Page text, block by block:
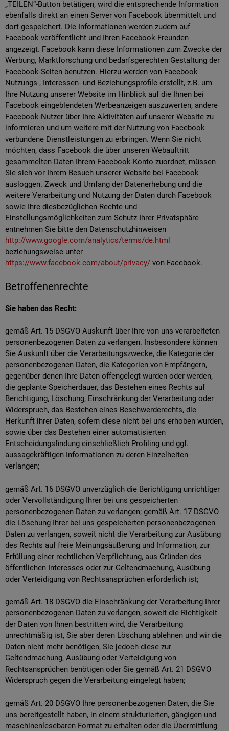
„TEILEN“-Button betätigen, wird die entsprechende Information
ebenfalls direkt an einen Server von Facebook übermittelt und
dort gespeichert. Die Informationen werden zudem auf
Facebook veröffentlicht und Ihren Facebook-Freunden
angezeigt. Facebook kann diese Informationen zum Zwecke der
Werbung, Marktforschung und bedarfsgerechten Gestaltung der
Facebook-Seiten benutzen. Hierzu werden von Facebook
Nutzungs-, Interessen- und Beziehungsprofile erstellt, z.B. um
Ihre Nutzung unserer Website im Hinblick auf die Ihnen bei
Facebook eingeblendeten Werbeanzeigen auszuwerten, andere
Facebook-Nutzer über Ihre Aktivitäten auf unserer Website zu
informieren und um weitere mit der Nutzung von Facebook
verbundene Dienstleistungen zu erbringen. Wenn Sie nicht
möchten, dass Facebook die über unseren Webauftritt
gesammelten Daten Ihrem Facebook-Konto zuordnet, müssen
Sie sich vor Ihrem Besuch unserer Website bei Facebook
ausloggen. Zweck und Umfang der Datenerhebung und die
weitere Verarbeitung und Nutzung der Daten durch Facebook
sowie Ihre diesbezüglichen Rechte und
Einstellungsmöglichkeiten zum Schutz Ihrer Privatsphäre
entnehmen Sie bitte den Datenschutzhinweisen
http://www.google.com/analytics/terms/de.html
beziehungsweise unter
https://www.facebook.com/about/privacy/ von Facebook.
Betroffenenrechte
Sie haben das Recht:
gemäß Art. 15 DSGVO Auskunft über Ihre von uns verarbeiteten
personenbezogenen Daten zu verlangen. Insbesondere können
Sie Auskunft über die Verarbeitungszwecke, die Kategorie der
personenbezogenen Daten, die Kategorien von Empfängern,
gegenüber denen Ihre Daten offengelegt wurden oder werden,
die geplante Speicherdauer, das Bestehen eines Rechts auf
Berichtigung, Löschung, Einschränkung der Verarbeitung oder
Widerspruch, das Bestehen eines Beschwerderechts, die
Herkunft ihrer Daten, sofern diese nicht bei uns erhoben wurden,
sowie über das Bestehen einer automatisierten
Entscheidungsfindung einschließlich Profiling und ggf.
aussagekräftigen Informationen zu deren Einzelheiten
verlangen;
gemäß Art. 16 DSGVO unverzüglich die Berichtigung unrichtiger
oder Vervollständigung Ihrer bei uns gespeicherten
personenbezogenen Daten zu verlangen; gemäß Art. 17 DSGVO
die Löschung Ihrer bei uns gespeicherten personenbezogenen
Daten zu verlangen, soweit nicht die Verarbeitung zur Ausübung
des Rechts auf freie Meinungsäußerung und Information, zur
Erfüllung einer rechtlichen Verpflichtung, aus Gründen des
öffentlichen Interesses oder zur Geltendmachung, Ausübung
oder Verteidigung von Rechtsansprüchen erforderlich ist;
gemäß Art. 18 DSGVO die Einschränkung der Verarbeitung Ihrer
personenbezogenen Daten zu verlangen, soweit die Richtigkeit
der Daten von Ihnen bestritten wird, die Verarbeitung
unrechtmäßig ist, Sie aber deren Löschung ablehnen und wir die
Daten nicht mehr benötigen, Sie jedoch diese zur
Geltendmachung, Ausübung oder Verteidigung von
Rechtsansprüchen benötigen oder Sie gemäß Art. 21 DSGVO
Widerspruch gegen die Verarbeitung eingelegt haben;
gemäß Art. 20 DSGVO Ihre personenbezogenen Daten, die Sie
uns bereitgestellt haben, in einem strukturierten, gängigen und
maschinenlesebaren Format zu erhalten oder die Übermittlung